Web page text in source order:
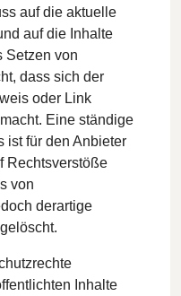
auf die aktuelle
auf die Inhalte
Setzen von
dass sich der
oder Link
Eine ständige
ist für den Anbieter
Rechtsverstöße
von
derartige
Inhalte